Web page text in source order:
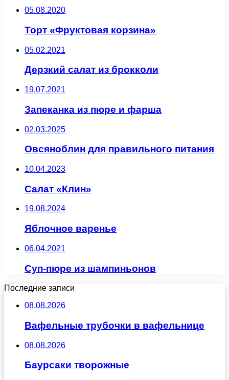
05.08.2020
Торт «Фруктовая корзина»
05.02.2021
Дерзкий салат из брокколи
19.07.2021
Запеканка из пюре и фарша
02.03.2025
Овсяноблин для правильного питания
10.04.2023
Салат «Клин»
19.08.2024
Яблочное варенье
06.04.2021
Суп-пюре из шампиньонов
Последние записи
08.08.2026
Вафельные трубочки в вафельнице
08.08.2026
Баурсаки творожные